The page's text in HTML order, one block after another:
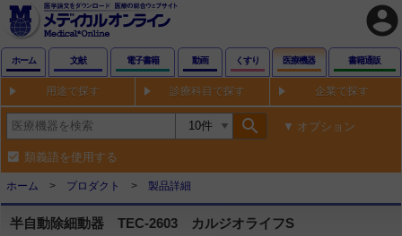
account_circle
ホーム 文献 電子書籍 動画 くすり 医療機器 書籍通販
用途で探す 診療科目で探す 企業で探す
search オプション
類義語を使用する
ホーム プロダクト 製品詳細
半自動除細動器 TEC-2603 カルジオライフS